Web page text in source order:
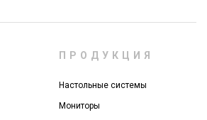
ПРОДУКЦИЯ
Настольные системы
Мониторы